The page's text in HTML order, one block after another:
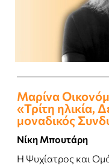
Μαρίνα
«Τρίτη ηλικία,
μοναδικός
Νίκη Μπουτάρη
H Ψυχίατρος και